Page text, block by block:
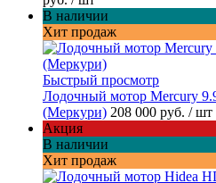
В наличии
Хит продаж
Быстрый просмотр
Лодочный мотор Mercury
(Меркури) 208 000 руб. / шт
Акция
В наличии
Хит продаж